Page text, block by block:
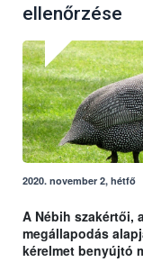
ellenőrzése
2020. november 2, hétfő
A Nébih szakértői,
megállapodás
kérelmet benyújtó